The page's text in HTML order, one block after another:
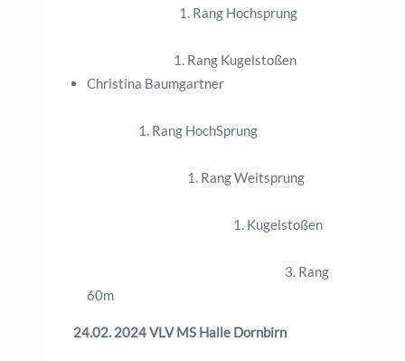
1. Rang Hochsprung
1. Rang Kugelstoßen
Christina Baumgartner
1. Rang HochSprung
1. Rang Weitsprung
1. Kugelstoßen
3. Rang
60m
24.02. 2024 VLV MS Halle Dornbirn